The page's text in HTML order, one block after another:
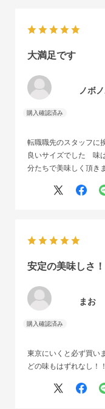
大満足です
ノボ
転職職先のスタッフ
良いサイズでした 味
分たちで美味しく頂き
安定の美味しさ！
まお
東京にいくと必ず買い
どの味もはずれなし！！